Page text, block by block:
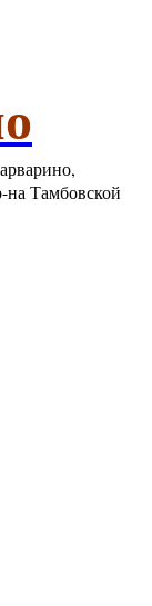
Тамбовской